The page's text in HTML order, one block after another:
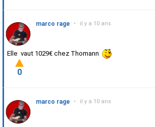
marco rage • il y a 10 ans
Elle vaut 1029€ chez Thomann
0
marco rage • il y a 10 ans